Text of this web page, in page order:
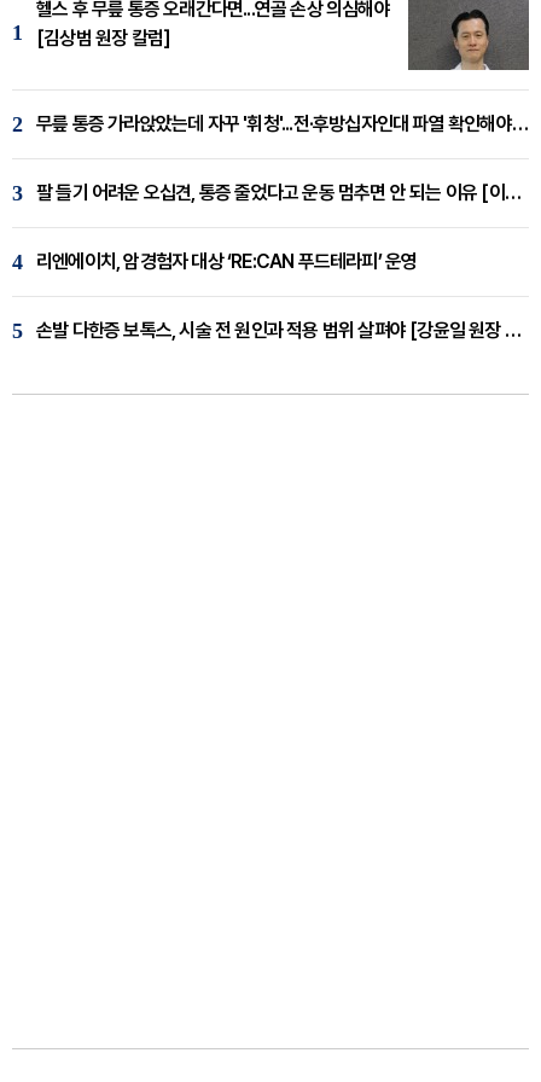
1
헬스 후 무릎 통증 오래간다면...연골 손상 의심해야
[김상범 원장 칼럼]
2 무릎 통증 가라앉았는데 자꾸 '휘청'...전·후방십자인대 파열 확인해야 [곽우경 원장 칼럼]
3 팔 들기 어려운 오십견, 통증 줄었다고 운동 멈추면 안 되는 이유 [이병욱 원장 칼럼]
4 리엔에이치, 암경험자 대상 ‘RE:CAN 푸드테라피’ 운영
5 손발 다한증 보톡스, 시술 전 원인과 적용 범위 살펴야 [강윤일 원장 칼럼]